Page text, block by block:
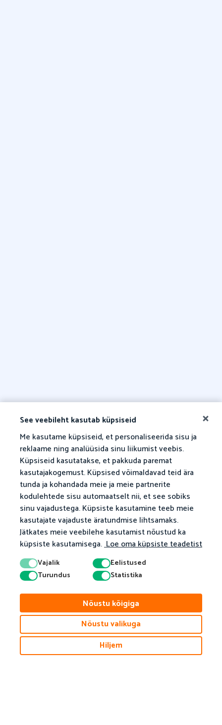
See veebileht kasutab küpsiseid
Me kasutame küpsiseid, et personaliseerida sisu ja
reklaame ning analüüsida sinu liikumist veebis.
Küpsiseid kasutatakse, et pakkuda paremat
kasutajakogemust. Küpsised võimaldavad teid ära
tunda ja kohandada meie ja meie partnerite
kodulehtede sisu automaatselt nii, et see sobiks
sinu vajadustega. Küpsiste kasutamine teeb meie
kasutajate vajaduste äratundmise lihtsamaks.
Jätkates meie veebilehe kasutamist nõustud ka
küpsiste kasutamisega.Loe oma küpsiste teadetist
Vajalik
Eelistused
Turundus
Statistika
Nõustu kõigiga
Nõustu valikuga
Hiljem
Mida Me Pakume
Õpetajatele
Lapsevanematele
Koduõpe
Matemaatika Harjutused
Sirvi Meie Harjutusi
Lasteaed
1. Klass
2. Klass
3. Klass
4. Klass
6. Klass
7. Klass
8. Klass
9. Klass